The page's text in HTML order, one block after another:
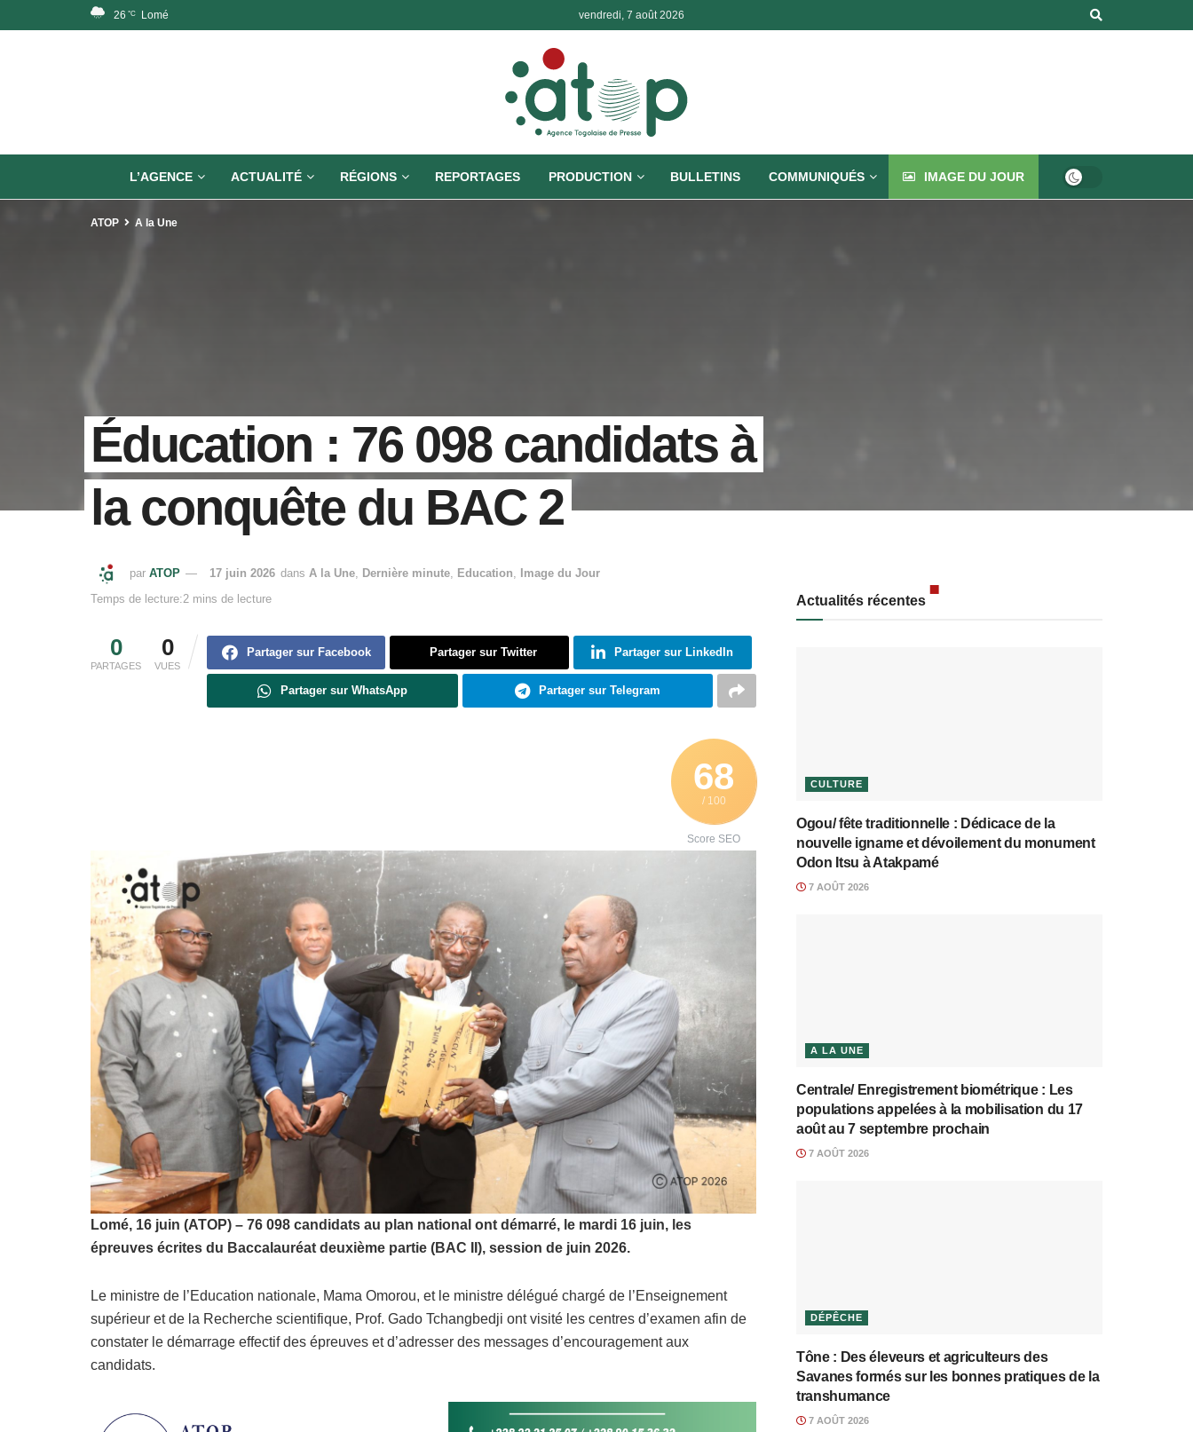
26 °C Lomé vendredi, 7 août 2026
L’AGENCE ACTUALITÉ RÉGIONS REPORTAGES PRODUCTION BULLETINS COMMUNIQUÉS IMAGE DU JOUR
ATOP A la Une
Éducation : 76 098 candidats à
la conquête du BAC 2
par ATOP 17 juin 2026 dans A la Une, Dernière minute, Education,
Image du Jour
Temps de lecture:2 mins de lecture
0
PARTAGES
0
VUES
Partager sur Facebook Partager sur Twitter Partager sur LinkedIn
Partager sur WhatsApp Partager sur Telegram
68
/ 100
Score SEO
Lomé, 16 juin (ATOP) – 76 098 candidats au plan national ont démarré, le mardi 16 juin, les
épreuves écrites du Baccalauréat deuxième partie (BAC II), session de juin 2026.
Le ministre de l’Education nationale, Mama Omorou, et le ministre délégué chargé de l’Enseignement
supérieur et de la Recherche scientifique, Prof. Gado Tchangbedji ont visité les centres d’examen afin de
constater le démarrage effectif des épreuves et d’adresser des messages d’encouragement aux
candidats.
Actualités récentes
CULTURE
Ogou/ fête traditionnelle : Dédicace de la
nouvelle igname et dévoilement du monument
Odon Itsu à Atakpamé
7 AOÛT 2026
A LA UNE
Centrale/ Enregistrement biométrique : Les
populations appelées à la mobilisation du 17
août au 7 septembre prochain
7 AOÛT 2026
DÉPÊCHE
Tône : Des éleveurs et agriculteurs des
Savanes formés sur les bonnes pratiques de la
transhumance
7 AOÛT 2026